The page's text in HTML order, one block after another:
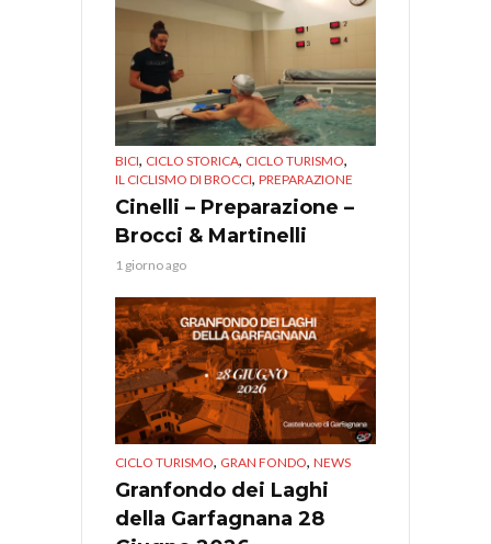
BICI, CICLO STORICA, CICLO TURISMO,
IL CICLISMO DI BROCCI, PREPARAZIONE
Cinelli – Preparazione –
Brocci & Martinelli
1 giorno ago
CICLO TURISMO, GRAN FONDO, NEWS
Granfondo dei Laghi
della Garfagnana 28